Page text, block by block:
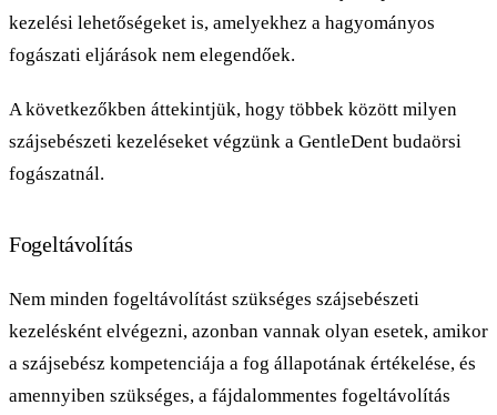
kezelési lehetőségeket is, amelyekhez a hagyományos
fogászati eljárások nem elegendőek.
A következőkben áttekintjük, hogy többek között milyen
szájsebészeti kezeléseket végzünk a GentleDent budaörsi
fogászatnál.
Fogeltávolítás
Nem minden fogeltávolítást szükséges szájsebészeti
kezelésként elvégezni, azonban vannak olyan esetek, amikor
a szájsebész kompetenciája a fog állapotának értékelése, és
amennyiben szükséges, a fájdalommentes fogeltávolítás